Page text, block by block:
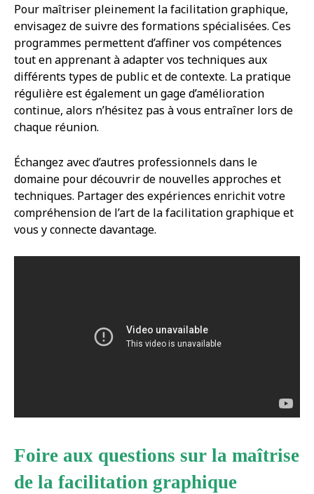
Pour maîtriser pleinement la facilitation graphique,
envisagez de suivre des formations spécialisées. Ces
programmes permettent d’affiner vos compétences
tout en apprenant à adapter vos techniques aux
différents types de public et de contexte. La pratique
régulière est également un gage d’amélioration
continue, alors n’hésitez pas à vous entraîner lors de
chaque réunion.
Échangez avec d’autres professionnels dans le
domaine pour découvrir de nouvelles approches et
techniques. Partager des expériences enrichit votre
compréhension de l’art de la facilitation graphique et
vous y connecte davantage.
Foire aux questions sur la maîtrise
de la facilitation graphique